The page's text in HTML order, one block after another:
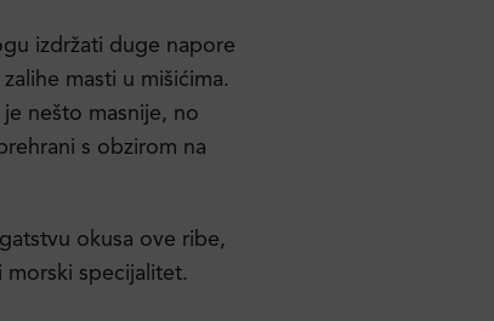
izdržati duge napore
masti u mišićima.
nešto masnije, no
s obzirom na
okusa ove ribe,
specijalitet.